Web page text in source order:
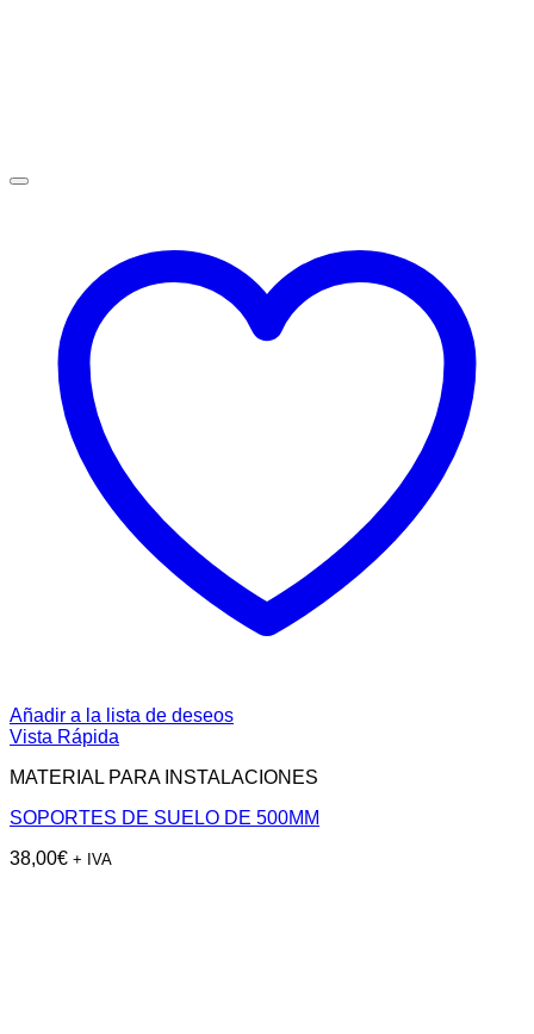
Añadir a la lista de deseos
Vista Rápida
MATERIAL PARA INSTALACIONES
SOPORTES DE SUELO DE 500MM
38,00€ + IVA